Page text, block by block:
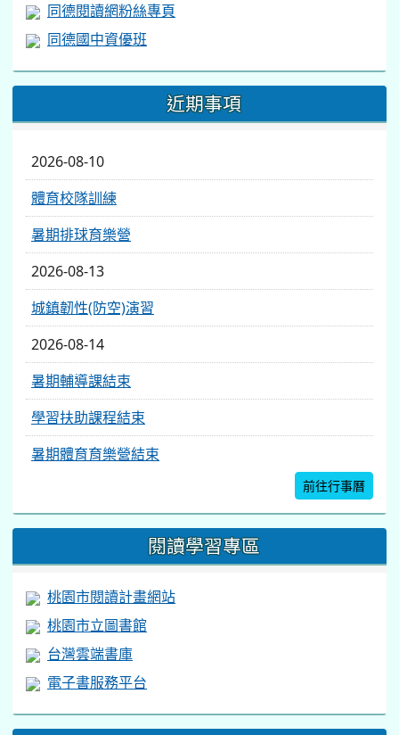
同德閱讀網粉絲專頁
同德國中資優班
近期事項
2026-08-10
體育校隊訓練
暑期排球育樂營
2026-08-13
城鎮韌性(防空)演習
2026-08-14
暑期輔導課結束
學習扶助課程結束
暑期體育育樂營結束
前往行事曆
閱讀學習專區
桃園市閱讀計畫網站
桃園市立圖書館
台灣雲端書庫
電子書服務平台